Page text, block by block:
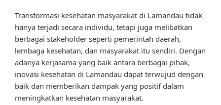
Transformasi kesehatan masyarakat di Lamandau tidak
hanya terjadi secara individu, tetapi juga melibatkan
berbagai stakeholder seperti pemerintah daerah,
lembaga kesehatan, dan masyarakat itu sendiri. Dengan
adanya kerjasama yang baik antara berbagai pihak,
inovasi kesehatan di Lamandau dapat terwujud dengan
baik dan memberikan dampak yang positif dalam
meningkatkan kesehatan masyarakat.